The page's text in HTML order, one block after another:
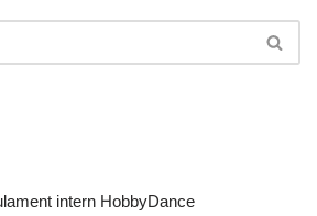
intern HobbyDance